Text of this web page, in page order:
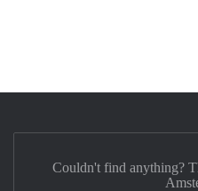
Couldn't find anything?